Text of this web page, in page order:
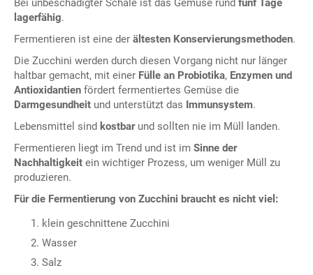
Bei unbeschädigter Schale ist das Gemüse rund fünf Tage
lagerfähig.
Fermentieren ist eine der ältesten Konservierungsmethoden.
Die Zucchini werden durch diesen Vorgang nicht nur länger
haltbar gemacht, mit einer Fülle an Probiotika, Enzymen und
Antioxidantien fördert fermentiertes Gemüse die
Darmgesundheit und unterstützt das Immunsystem.
Lebensmittel sind kostbar und sollten nie im Müll landen.
Fermentieren liegt im Trend und ist im Sinne der
Nachhaltigkeit ein wichtiger Prozess, um weniger Müll zu
produzieren.
Für die Fermentierung von Zucchini braucht es nicht viel:
klein geschnittene Zucchini
Wasser
Salz